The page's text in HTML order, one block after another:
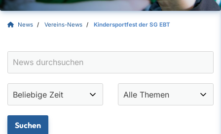
News Vereins-News Kindersportfest der SG EBT